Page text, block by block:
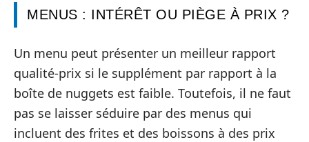
MENUS : INTÉRÊT OU PIÈGE À PRIX ?
Un menu peut présenter un meilleur rapport
qualité-prix si le supplément par rapport à la
boîte de nuggets est faible. Toutefois, il ne faut
pas se laisser séduire par des menus qui
incluent des frites et des boissons à des prix